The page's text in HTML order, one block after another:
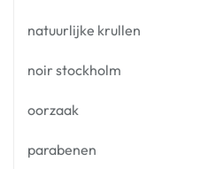
natuurlijke krullen
noir stockholm
oorzaak
parabenen